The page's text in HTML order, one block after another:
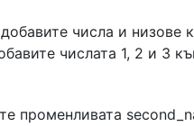
числа и низове
числата 1, 2 и 3
променливата